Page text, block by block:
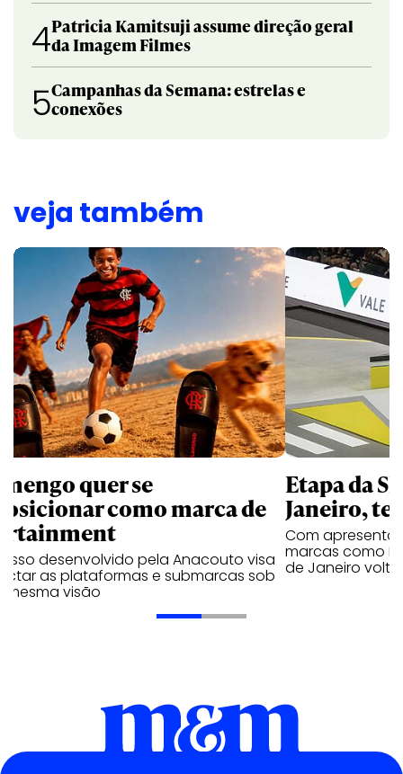
4Patricia Kamitsuji assume direção geral
da Imagem Filmes
5Campanhas da Semana: estrelas e
conexões
veja também
quer se
como marca de
desenvolvido pela Anacouto visa
as plataformas e submarcas sob
mesma visão
Etapa da
Janeiro,
Com
marcas como
de Janeiro